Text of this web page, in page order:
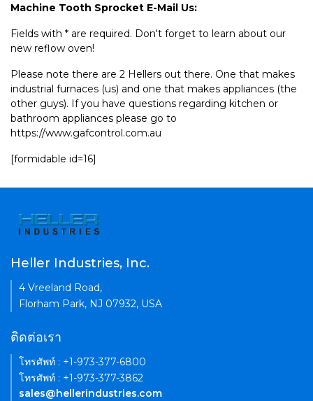
Machine Tooth Sprocket E-Mail Us:
Fields with * are required. Don't forget to learn about our
new reflow oven!
Please note there are 2 Hellers out there. One that makes
industrial furnaces (us) and one that makes appliances (the
other guys). If you have questions regarding kitchen or
bathroom appliances please go to
https://www.gafcontrol.com.au
[formidable id=16]
Heller Industries, Inc.
4 Vreeland Road,
Florham Park, NJ 07932, USA
ติดต่อเรา
โทรศัพท์ : +1-973-377-6800
โทรศัพท์ : +1-973-377-3862
sales@hellerindustries.com